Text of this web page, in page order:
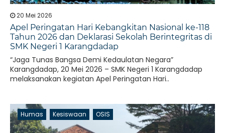
20 Mei 2026
Apel Peringatan Hari Kebangkitan Nasional ke-118
Tahun 2026 dan Deklarasi Sekolah Berintegritas di
SMK Negeri 1 Karangdadap
“Jaga Tunas Bangsa Demi Kedaulatan Negara”
Karangdadap, 20 Mei 2026 – SMK Negeri 1 Karangdadap
melaksanakan kegiatan Apel Peringatan Hari..
Humas Kesiswaan OSIS